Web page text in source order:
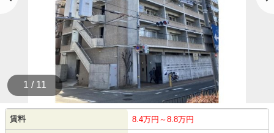
1 / 11
賃料 8.4万円～8.8万円